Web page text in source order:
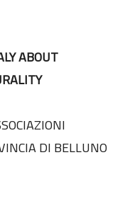
ABOUT
DI BELLUNO